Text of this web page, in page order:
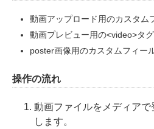
動画アップロード用のカスタム
動画プレビュー用の<video>タグ
poster画像用のカスタムフィー
操作の流れ
動画ファイルをメディア
します。